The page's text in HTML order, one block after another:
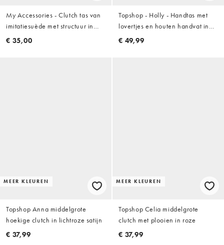
My Accessories - Clutch tas van
imitatiesuède met structuur in
roze
€ 35,00
Topshop - Holly - Handtas met
lovertjes en houten handvat in
koraalkleur
€ 49,99
MEER KLEUREN
Topshop Anna middelgrote
hoekige clutch in lichtroze satijn
€ 37,99
MEER KLEUREN
Topshop Celia middelgrote
clutch met plooien in roze
€ 37,99